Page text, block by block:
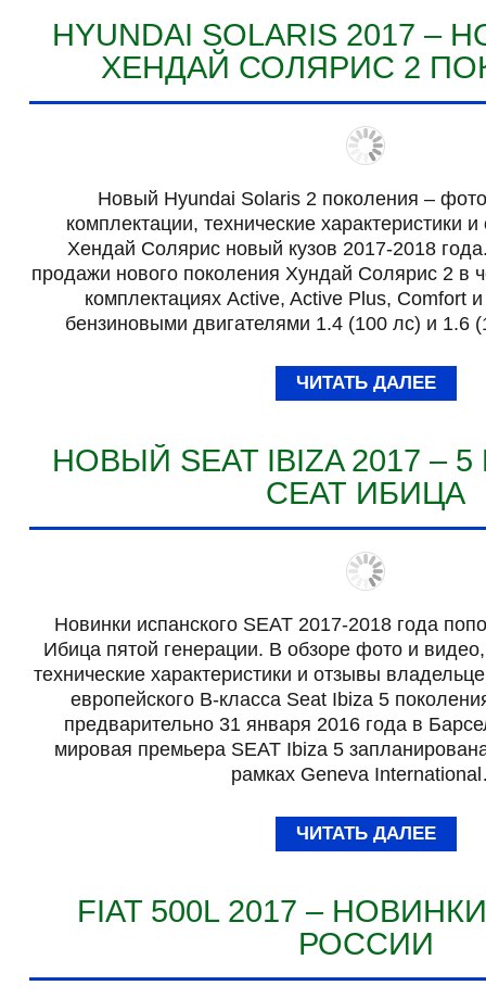
HYUNDAI SOLARIS 2017 –
ХЕНДАЙ СОЛЯРИС 2
Новый Hyundai Solaris 2 поколения –
комплектации, технические характеристики
Хендай Солярис новый кузов 2017-2018
продажи нового поколения Хундай Солярис 2 в
комплектациях Active, Active Plus, Comfort
бензиновыми двигателями 1.4 (100 лс) и
ЧИТАТЬ ДАЛЕЕ
НОВЫЙ SEAT IBIZA 2017 –
СЕАТ ИБИЦА
Новинки испанского SEAT 2017-2018 года
Ибица пятой генерации. В обзоре фото и
технические характеристики и отзывы
европейского B-класса Seat Ibiza 5
предварительно 31 января 2016 года в
мировая премьера SEAT Ibiza 5
рамках Geneva
ЧИТАТЬ ДАЛЕЕ
FIAT 500L 2017 –
РОССИИ